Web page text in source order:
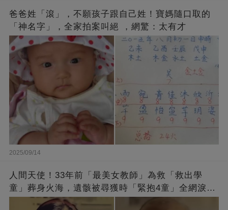
爸爸姓「滾」，不願孩子跟自己姓！寶媽隨口取的
「神名字」，全家拍案叫絕 ，網驚：太有才
2025/09/14
人間天使！33年前「最美女教師」為救「救出學
童」葬身火海，遺骸被尋獲時「緊抱4童」全網淚
崩：真正的英雄不該被遺忘